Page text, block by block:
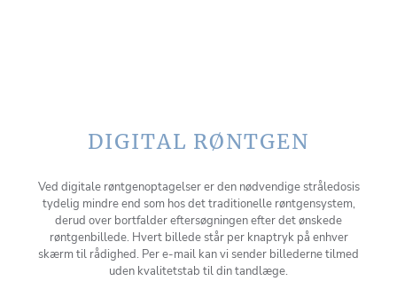
DIGITAL RØNTGEN
Ved digitale røntgenoptagelser er den nødvendige stråledosis
tydelig mindre end som hos det traditionelle røntgensystem,
derud over bortfalder eftersøgningen efter det ønskede
røntgenbillede. Hvert billede står per knaptryk på enhver
skærm til rådighed. Per e-mail kan vi sender billederne tilmed
uden kvalitetstab til din tandlæge.